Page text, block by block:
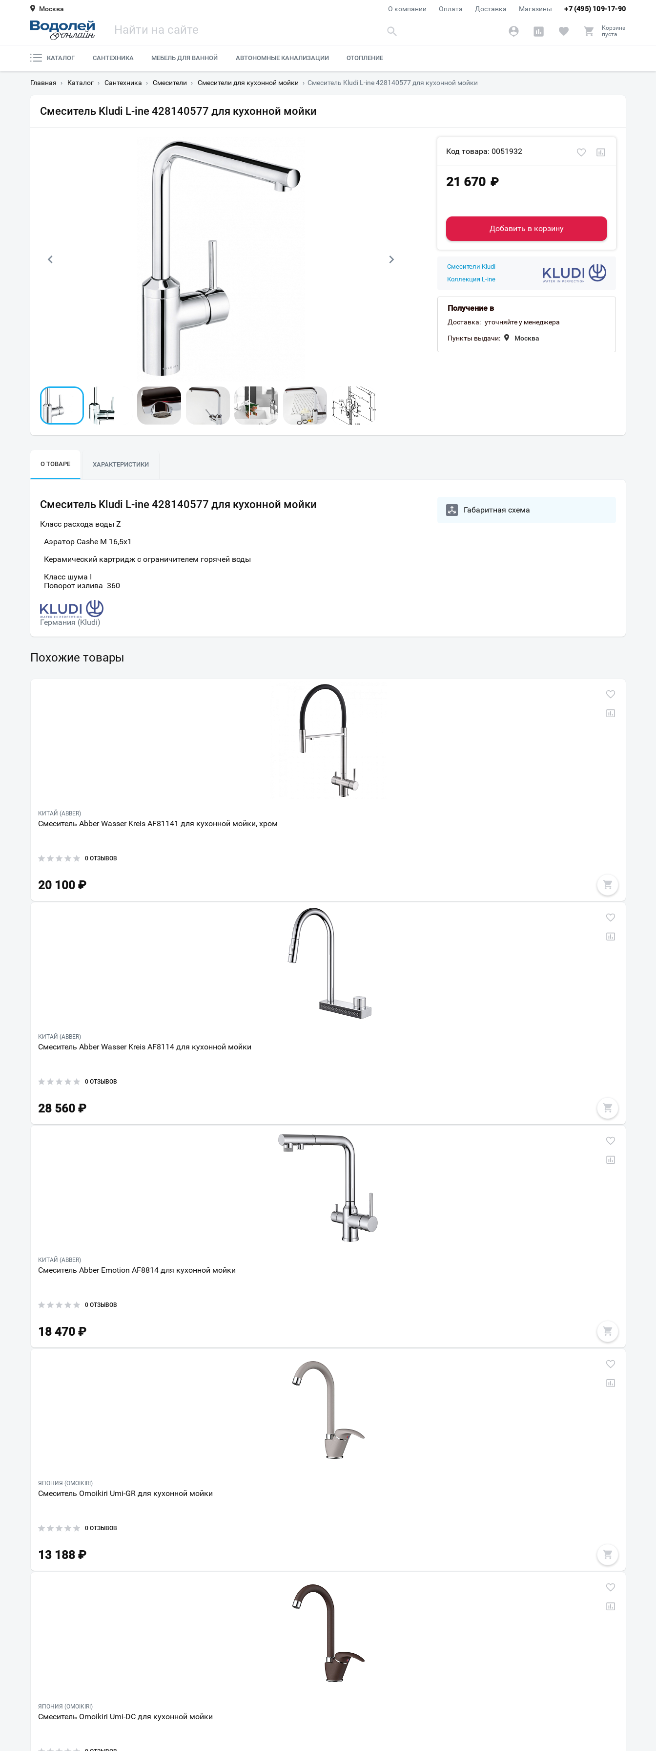
Москва +7 (495) 109-17-90
О компании Оплата Доставка Магазины
Корзина
пуста
КАТАЛОГ САНТЕХНИКА МЕБЕЛЬ ДЛЯ ВАННОЙ АВТОНОМНЫЕ КАНАЛИЗАЦИИ ОТОПЛЕНИЕ
Главная › Каталог › Сантехника › Смесители › Смесители для кухонной мойки › Смеситель Kludi L-ine 428140577 для кухонной мойки
Смеситель Kludi L-ine 428140577 для кухонной мойки
Код товара: 0051932
21 670 ₽
Добавить в корзину
Смесители Kludi
Коллекция L-ine
Получение в
Доставка: уточняйте у менеджера
Пункты выдачи: Москва
О ТОВАРЕ ХАРАКТЕРИСТИКИ
Смеситель Kludi L-ine 428140577 для кухонной мойки
Класс расхода воды Z
Аэратор Cashe M 16,5x1
Керамический картридж с ограничителем горячей воды
Класс шума I
Поворот излива 360
Германия (Kludi)
Габаритная схема
Похожие товары
КИТАЙ (ABBER)
Смеситель Abber Wasser Kreis AF81141 для кухонной мойки, хром
0 ОТЗЫВОВ
20 100 ₽
КИТАЙ (ABBER)
Смеситель Abber Wasser Kreis AF8114 для кухонной мойки
0 ОТЗЫВОВ
28 560 ₽
КИТАЙ (ABBER)
Смеситель Abber Emotion AF8814 для кухонной мойки
0 ОТЗЫВОВ
18 470 ₽
ЯПОНИЯ (OMOIKIRI)
Смеситель Omoikiri Umi-GR для кухонной мойки
0 ОТЗЫВОВ
13 188 ₽
ЯПОНИЯ (OMOIKIRI)
Смеситель Omoikiri Umi-DC для кухонной мойки
Мурманск